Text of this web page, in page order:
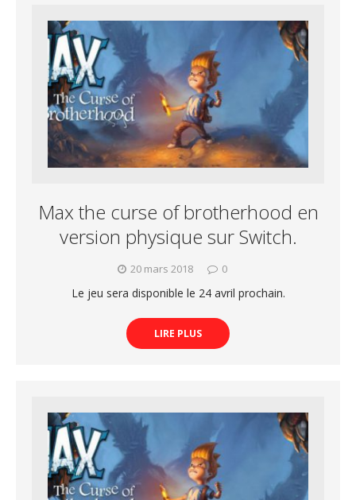
Max the curse of brotherhood en
version physique sur Switch.
20 mars 2018 0
Le jeu sera disponible le 24 avril prochain.
LIRE PLUS